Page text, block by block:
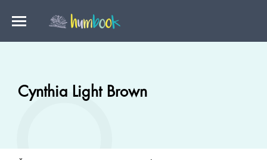
Cynthia Light Brown